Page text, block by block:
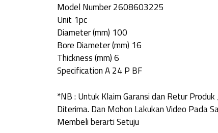
Model Number 2608603225
Unit 1pc
Diameter (mm) 100
Bore Diameter (mm) 16
Thickness (mm) 6
Specification A 24 P BF
*NB : Untuk Klaim Garansi dan Retur
Diterima. Dan Mohon Lakukan Video Pada
Membeli berarti Setuju